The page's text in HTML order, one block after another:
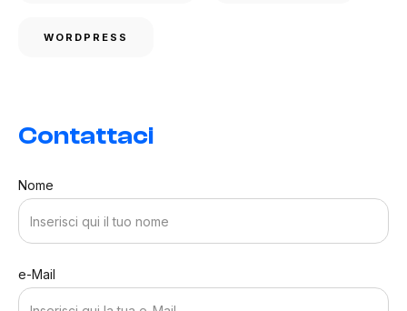
WORDPRESS
Contattaci
Nome
e-Mail